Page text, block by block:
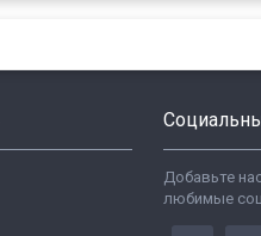
Добавьте
любимые